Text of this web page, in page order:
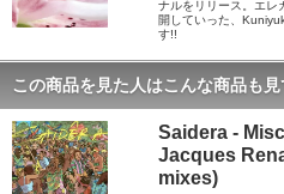
ナルをリリース。エレ
開していった、
す!!
この商品を見た人はこんな商品も
Saidera -
Jacques
mixes)